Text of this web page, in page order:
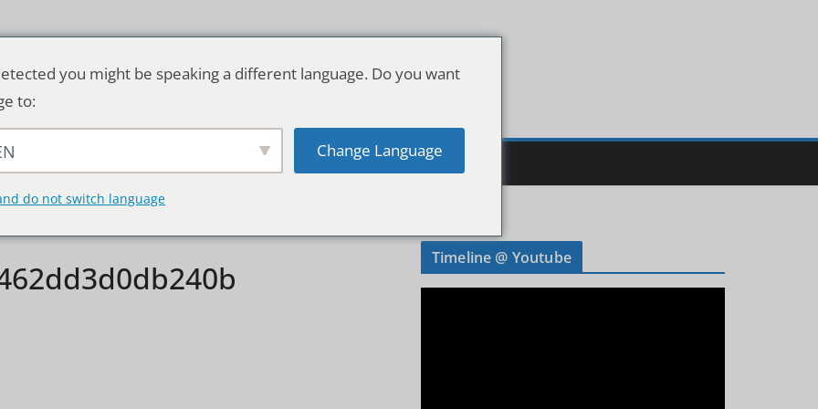
& WELT
Timeline @ Youtube
you might be speaking a different language. Do you want
to:
Change Language
do not switch language